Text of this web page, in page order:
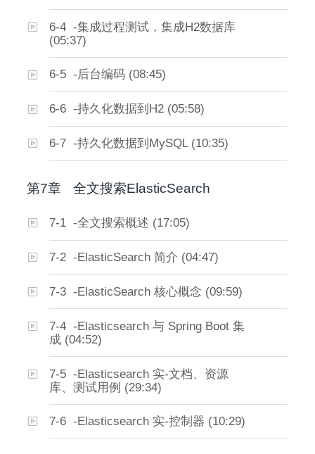
6-4 -集成过程测试，集成H2数据库
(05:37)
6-5 -后台编码 (08:45)
6-6 -持久化数据到H2 (05:58)
6-7 -持久化数据到MySQL (10:35)
第7章 全文搜索ElasticSearch
7-1 -全文搜索概述 (17:05)
7-2 -ElasticSearch 简介 (04:47)
7-3 -ElasticSearch 核心概念 (09:59)
7-4 -Elasticsearch 与 Spring Boot 集
成 (04:52)
7-5 -Elasticsearch 实-文档、资源
库、测试用例 (29:34)
7-6 -Elasticsearch 实-控制器 (10:29)